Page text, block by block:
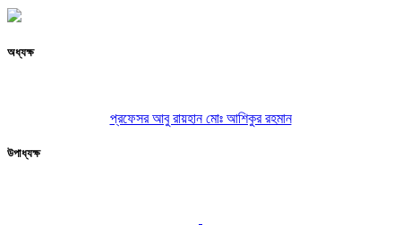
অধ্যক্ষ
প্রফেসর আবু রায়হান মোঃ আশিকুর রহমান
উপাধ্যক্ষ